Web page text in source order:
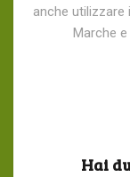
anche utilizzare
Marche
Hai